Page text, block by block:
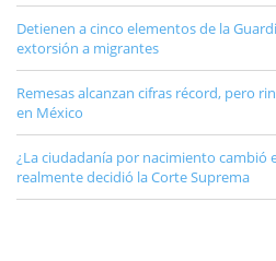
Detienen a cinco elementos de la
extorsión a migrantes
Remesas alcanzan cifras récord, pero
en México
¿La ciudadanía por nacimiento cambió
realmente decidió la Corte Suprema